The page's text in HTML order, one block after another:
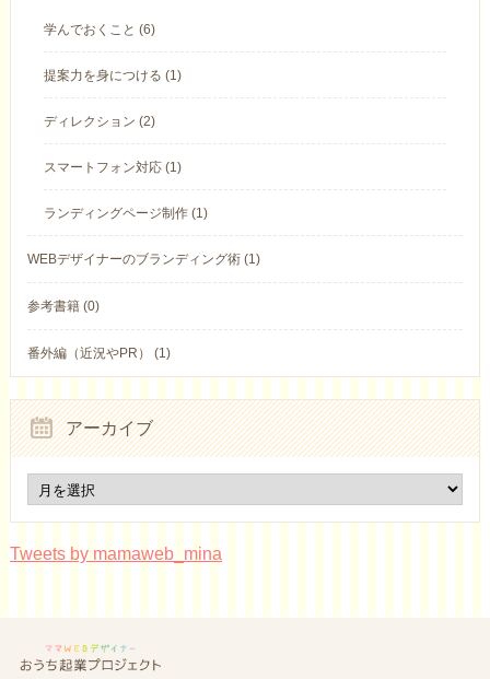
学んでおくこと (6)
提案力を身につける (1)
ディレクション (2)
スマートフォン対応 (1)
ランディングページ制作 (1)
WEBデザイナーのブランディング術 (1)
参考書籍 (0)
番外編（近況やPR） (1)
アーカイブ
Tweets by mamaweb_mina